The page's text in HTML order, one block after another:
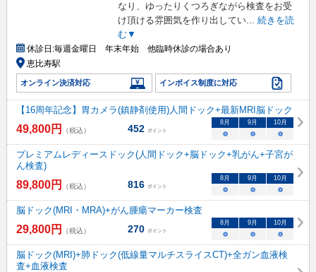
なり、ゆったりくつろぎながら検査をお受
け頂ける雰囲気を作り出してい... 続きを読
む▼
休診日:毎週金曜日 年末年始 他臨時休診の場合あり
恵比寿駅
オンライン決済対応 インボイス制度に対応
【16周年記念】胃カメラ(鎮静剤使用)人間ドック+最新MRI脳ドック
49,800円 （税込） 452 ポイント
8月 9月 10月
○ ○ ○
プレミアムレディースドック(人間ドック+脳ドック+乳がん+子宮が
ん検査)
89,800円 （税込） 816 ポイント
8月 9月 10月
○ ○ ○
脳ドック(MRI・MRA)+がん腫瘍マーカー検査
29,800円 （税込） 270 ポイント
8月 9月 10月
○ ○ ○
脳ドック(MRI)+肺ドック(低線量マルチスライスCT)+全ガン血液検
査+血液検査